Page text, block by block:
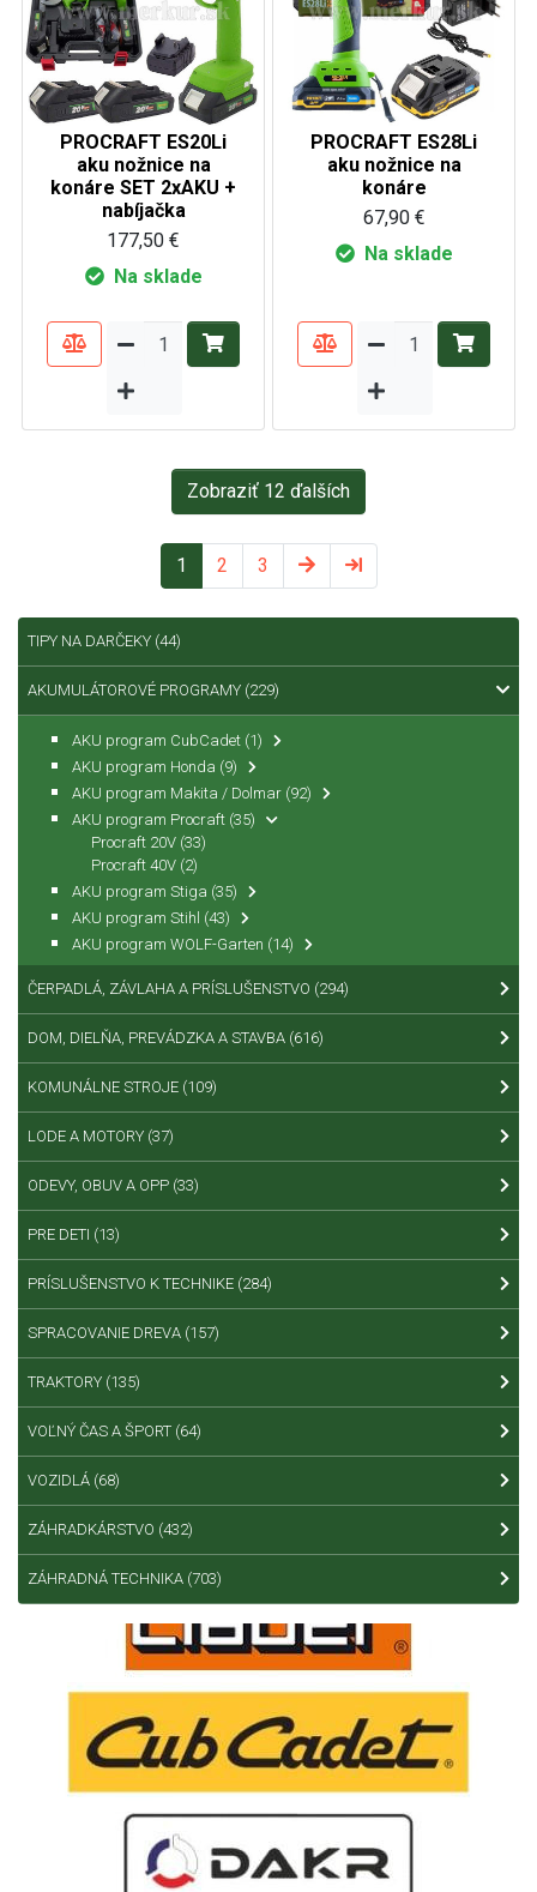
PROCRAFT ES20Li
aku nožnice na
konáre SET 2xAKU +
nabíjačka
177,50 €
Na sklade
PROCRAFT ES28Li
aku nožnice na
konáre
67,90 €
Na sklade
Zobraziť 12 ďalších
1 2 3
TIPY NA DARČEKY (44)
AKUMULÁTOROVÉ PROGRAMY (229)
AKU program CubCadet (1)
AKU program Honda (9)
AKU program Makita / Dolmar (92)
AKU program Procraft (35)
Procraft 20V (33)
Procraft 40V (2)
AKU program Stiga (35)
AKU program Stihl (43)
AKU program WOLF-Garten (14)
ČERPADLÁ, ZÁVLAHA A PRÍSLUŠENSTVO (294)
DOM, DIELŇA, PREVÁDZKA A STAVBA (616)
KOMUNÁLNE STROJE (109)
LODE A MOTORY (37)
ODEVY, OBUV A OPP (33)
PRE DETI (13)
PRÍSLUŠENSTVO K TECHNIKE (284)
SPRACOVANIE DREVA (157)
TRAKTORY (135)
VOĽNÝ ČAS A ŠPORT (64)
VOZIDLÁ (68)
ZÁHRADKÁRSTVO (432)
ZÁHRADNÁ TECHNIKA (703)